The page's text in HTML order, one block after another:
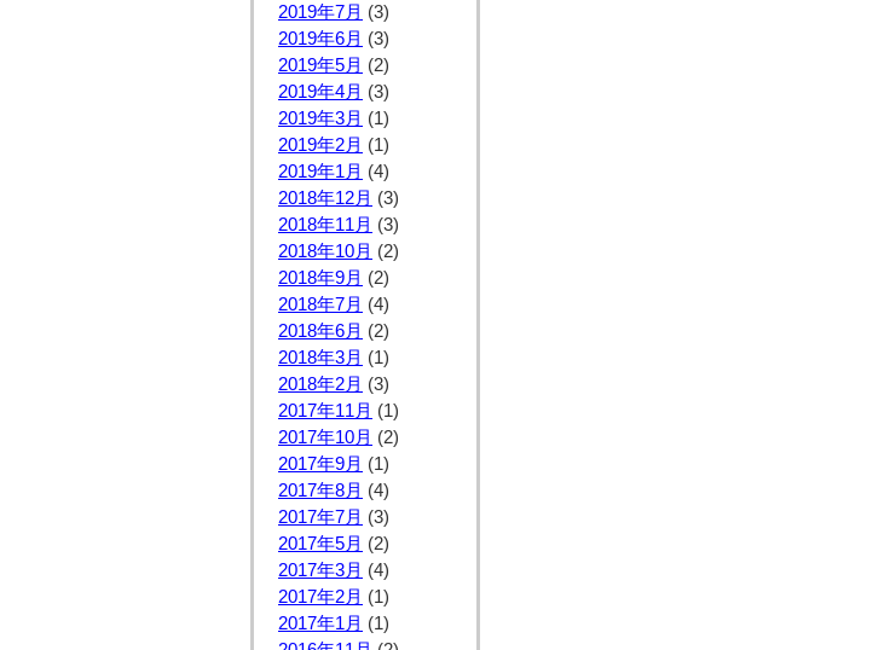
2019年7月 (3)
2019年6月 (3)
2019年5月 (2)
2019年4月 (3)
2019年3月 (1)
2019年2月 (1)
2019年1月 (4)
2018年12月 (3)
2018年11月 (3)
2018年10月 (2)
2018年9月 (2)
2018年7月 (4)
2018年6月 (2)
2018年3月 (1)
2018年2月 (3)
2017年11月 (1)
2017年10月 (2)
2017年9月 (1)
2017年8月 (4)
2017年7月 (3)
2017年5月 (2)
2017年3月 (4)
2017年2月 (1)
2017年1月 (1)